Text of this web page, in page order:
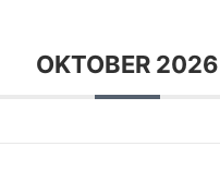
OKTOBER 2026